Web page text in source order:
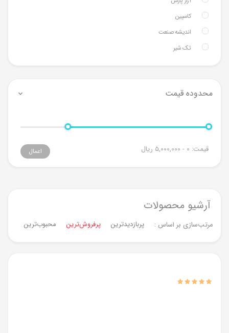
کاسپین
اندیشه صنعت
تک شیر
محدوده قیمت
قیمت: 0 - 5,000,000 ریال اعمال
آرشیو محصولات
مرتب‌سازی بر اساس : پربازدیدترین پرفروش‌ترین‌ محبوب‌ترین